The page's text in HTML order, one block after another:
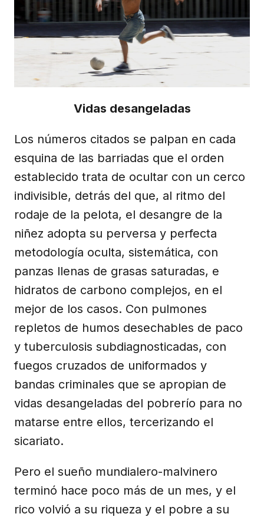
Vidas desangeladas
Los números citados se palpan en cada
esquina de las barriadas que el orden
establecido trata de ocultar con un cerco
indivisible, detrás del que, al ritmo del
rodaje de la pelota, el desangre de la
niñez adopta su perversa y perfecta
metodología oculta, sistemática, con
panzas llenas de grasas saturadas, e
hidratos de carbono complejos, en el
mejor de los casos. Con pulmones
repletos de humos desechables de paco
y tuberculosis subdiagnosticadas, con
fuegos cruzados de uniformados y
bandas criminales que se apropian de
vidas desangeladas del pobrerío para no
matarse entre ellos, tercerizando el
sicariato.
Pero el sueño mundialero-malvinero
terminó hace poco más de un mes, y el
rico volvió a su riqueza y el pobre a su